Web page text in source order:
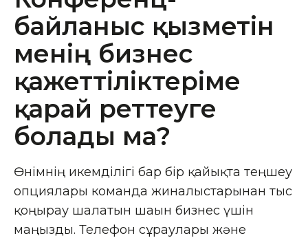
байланыс қызметін
менің бизнес
қажеттіліктеріме
қарай реттеуге
болады ма?
Өнімнің икемділігі бар бір қайықта теңшеу
опциялары команда жиналыстарынан тыс
қоңырау шалатын шағын бизнес үшін
маңызды. Телефон сұраулары және